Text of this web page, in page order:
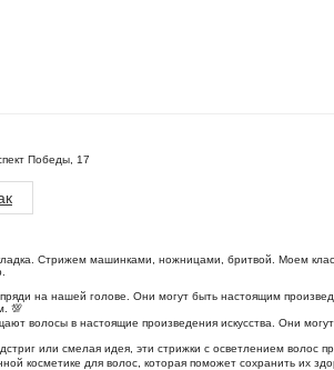
Победы, 17
Стрижем машинками, ножницами, бритвой. Моем
на нашей голове. Они могут быть настоящим
💯
волосы в настоящие произведения искусства. Они
или смелая идея, эти стрижки с осветлением
косметике для волос, которая поможет сохранить их